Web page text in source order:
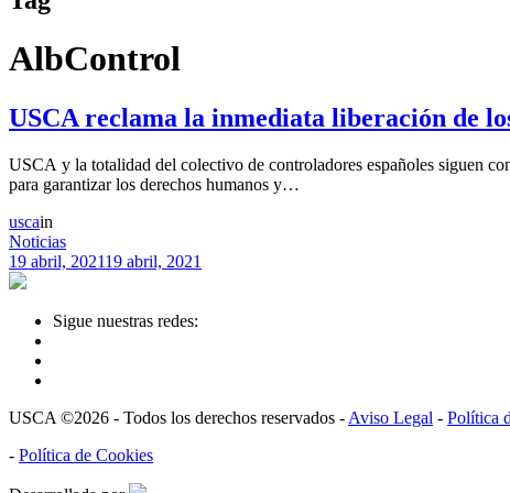
AlbControl
USCA reclama la inmediata liberación de
USCA y la totalidad del colectivo de controladores españoles siguen
para garantizar los derechos humanos y…
uscain
Noticias
19 abril, 202119 abril, 2021
Sigue nuestras redes:
USCA ©2026 - Todos los derechos reservados - Aviso Legal - Política
- Política de Cookies